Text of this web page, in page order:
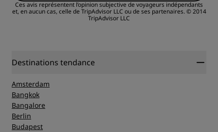
Ces avis représentent l’opinion subjective de voyageurs indépendants
et, en aucun cas, celle de TripAdvisor LLC ou de ses partenaires. © 2014
TripAdvisor LLC
Destinations tendance
Amsterdam
Bangkok
Bangalore
Berlin
Budapest